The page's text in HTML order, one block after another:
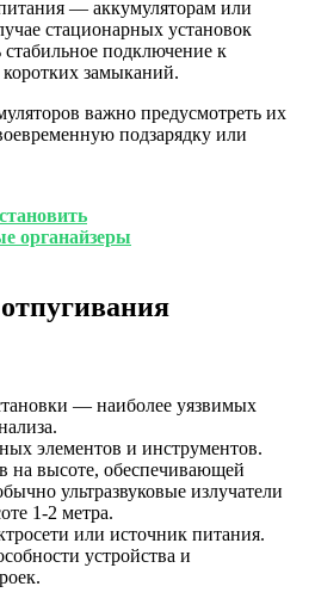
— аккумуляторам или
стационарных установок
стабильное подключение к
коротких замыканий.
важно предусмотреть их
подзарядку или
органайзеры
— наиболее уязвимых
элементов и инструментов.
на высоте, обеспечивающей
ультразвуковые излучатели
1-2 метра.
или источник питания.
устройства и